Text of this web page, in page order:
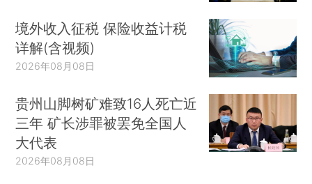
境外收入征税 保险收益计税
详解(含视频)
2026年08月08日
贵州山脚树矿难致16人死亡近
三年 矿长涉罪被罢免全国人
大代表
2026年08月08日